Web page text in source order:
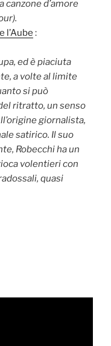
canzone d’amore
l’Aube :
ed è piaciuta
a volte al limite
si può
ritratto, un senso
giornalista,
satirico. Il suo
Robecchi ha un
volentieri con
quasi